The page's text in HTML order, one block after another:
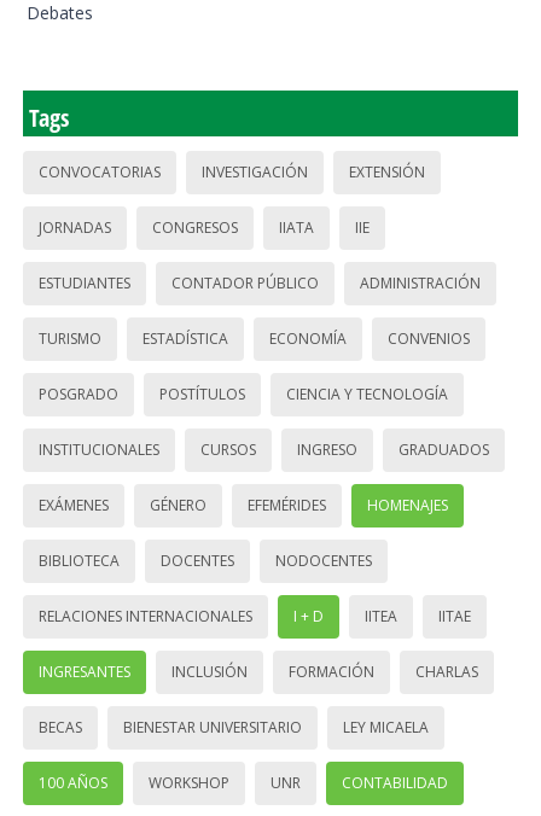
Debates
Tags
CONVOCATORIAS INVESTIGACIÓN EXTENSIÓN
JORNADAS CONGRESOS IIATA IIE
ESTUDIANTES CONTADOR PÚBLICO ADMINISTRACIÓN
TURISMO ESTADÍSTICA ECONOMÍA CONVENIOS
POSGRADO POSTÍTULOS CIENCIA Y TECNOLOGÍA
INSTITUCIONALES CURSOS INGRESO GRADUADOS
EXÁMENES GÉNERO EFEMÉRIDES HOMENAJES
BIBLIOTECA DOCENTES NODOCENTES
RELACIONES INTERNACIONALES I + D IITEA IITAE
INGRESANTES INCLUSIÓN FORMACIÓN CHARLAS
BECAS BIENESTAR UNIVERSITARIO LEY MICAELA
100 AÑOS WORKSHOP UNR CONTABILIDAD